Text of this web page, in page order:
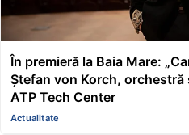
În premieră la Baia Mare:
Ștefan von Korch, orchestră
ATP Tech Center
Actualitate